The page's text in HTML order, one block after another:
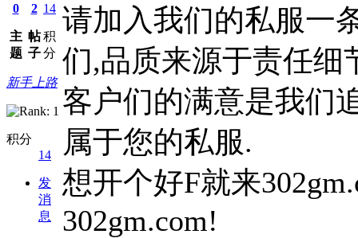
0
主
题
2
帖
子
14
积
分
新手上路
积分
14
发
消
息
请加入我们的私服一
们,品质来源于责任细
客户们的满意是我们
属于您的私服.
想开个好F就来
302gm.com!